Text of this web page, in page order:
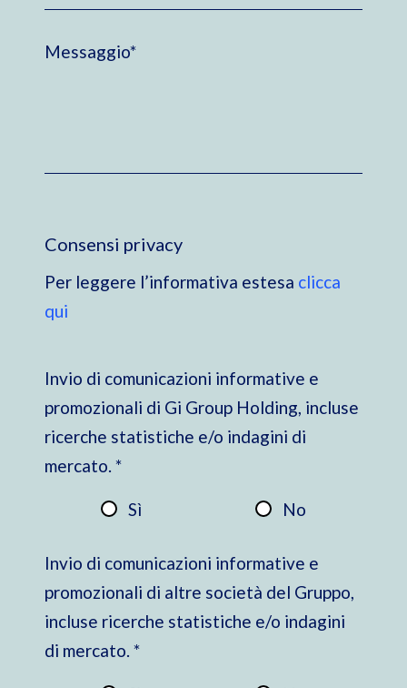
Consensi privacy
Per leggere l’informativa estesa clicca
qui
Invio di comunicazioni informative e
promozionali di Gi Group Holding, incluse
ricerche statistiche e/o indagini di
mercato. *
Sì No
Invio di comunicazioni informative e
promozionali di altre società del Gruppo,
incluse ricerche statistiche e/o indagini
di mercato. *